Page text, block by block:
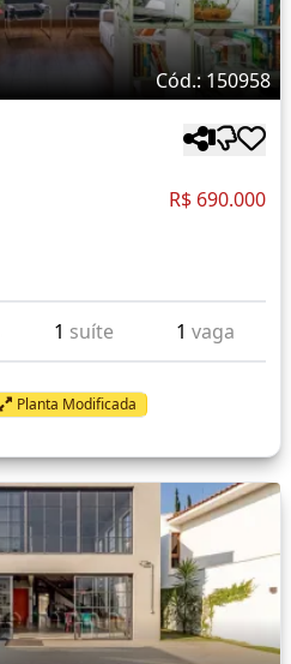
Cód.: 150958
R$ 690.000
1 suíte 1 vaga
Planta Modificada